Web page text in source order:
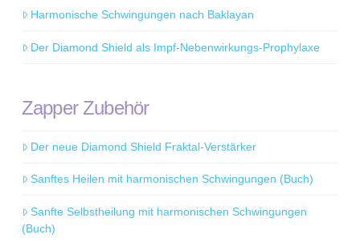
Harmonische Schwingungen nach Baklayan
Der Diamond Shield als Impf-Nebenwirkungs-Prophylaxe
Zapper Zubehör
Der neue Diamond Shield Fraktal-Verstärker
Sanftes Heilen mit harmonischen Schwingungen (Buch)
Sanfte Selbstheilung mit harmonischen Schwingungen
(Buch)